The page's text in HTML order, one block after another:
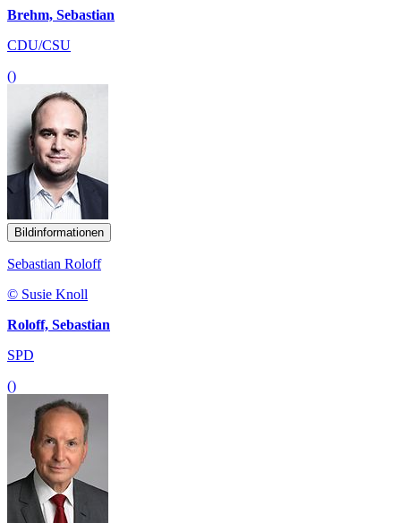
Brehm, Sebastian
CDU/CSU
()
Bildinformationen
Sebastian Roloff
© Susie Knoll
Roloff, Sebastian
SPD
()